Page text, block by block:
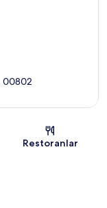
00802
Restoranlar